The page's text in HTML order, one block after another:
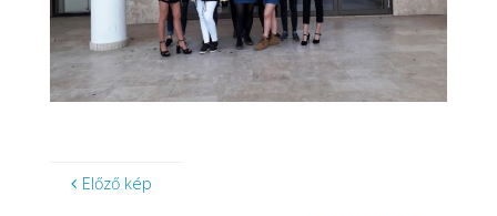
Előző kép